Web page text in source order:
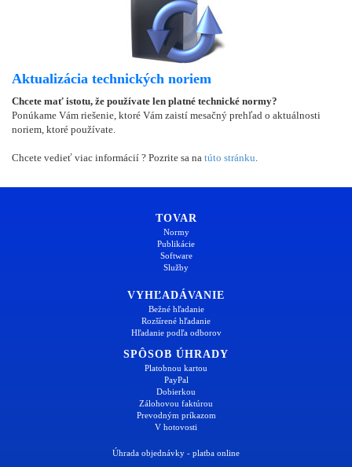
Aktualizácia technických noriem
Chcete mať istotu, že používate len platné technické normy?
Ponúkame Vám riešenie, ktoré Vám zaistí mesačný prehľad o aktuálnosti
noriem, ktoré používate.
Chcete vedieť viac informácií ? Pozrite sa na túto stránku
TOVAR
Normy
Publikácie
Software
Služby
VYHĽADÁVANIE
Bežné hľadanie
Rozšírené hľadanie
Hľadanie podľa odborov
SPÔSOB ÚHRADY
Platobnou kartou
PayPal
Dobierkou
Zálohovou faktúrou
Prevodným príkazom
V hotovosti
Úhrada objednávky - platba online